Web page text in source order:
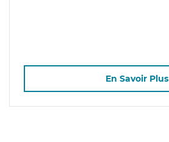
En Savoir Plus